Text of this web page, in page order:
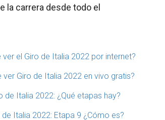
la carrera desde todo el
ver el Giro de Italia 2022 por internet?
ver Giro de Italia 2022 en vivo gratis?
de Italia 2022: ¿Qué etapas hay?
de Italia 2022: Etapa 9 ¿Cómo es?